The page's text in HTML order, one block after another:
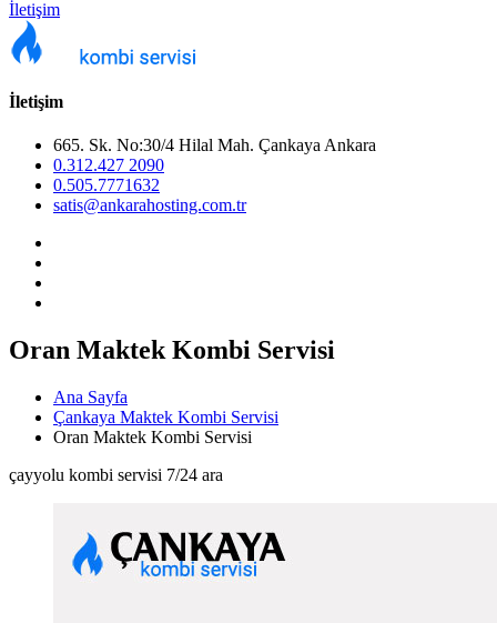
İletişim
İletişim
665. Sk. No:30/4 Hilal Mah. Çankaya Ankara
0.312.427 2090
0.505.7771632
satis@ankarahosting.com.tr
Oran Maktek Kombi Servisi
Ana Sayfa
Çankaya Maktek Kombi Servisi
Oran Maktek Kombi Servisi
çayyolu kombi servisi 7/24 ara